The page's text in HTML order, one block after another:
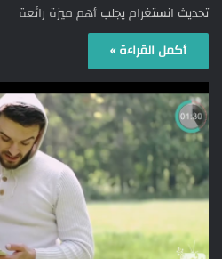
تحديث انستغرام يجلب أهم ميزة رائعة
أكمل القراءة »